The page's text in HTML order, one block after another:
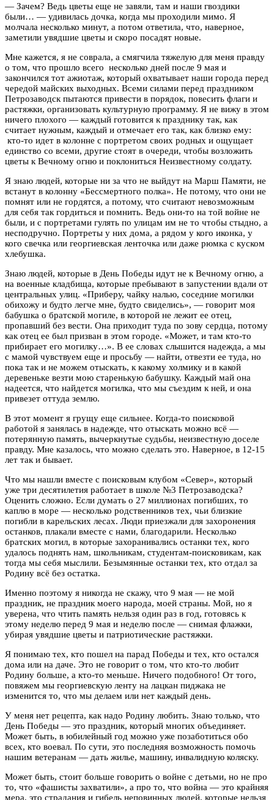
— Зачем? Ведь цветы еще не завяли, там и наши гвоздики
были… — удивилась дочка, когда мы проходили мимо. Я
молчала несколько минут, а потом ответила, что, наверное,
заметили увядшие цветы и скоро посадят новые.
Мне кажется, я не соврала, а смягчила тяжелую для меня правду
о том, что прошло всего несколько дней после 9 мая и
закончился тот ажиотаж, который охватывает наши города перед
чередой майских выходных. Всеми силами перед праздником
Петрозаводск пытаются привести в порядок, повесить флаги и
растяжки, организовать культурную программу. Я не вижу в этом
ничего плохого — каждый готовится к празднику так, как
считает нужным, каждый и отмечает его так, как близко ему:
кто-то идет в колонне с портретом своих родных и ощущает
единство со всеми, другие стоят в очереди, чтобы возложить
цветы к Вечному огню и поклониться Неизвестному солдату.
Я знаю людей, которые ни за что не выйдут на Марш Памяти, не
встанут в колонну «Бессмертного полка». Не потому, что они не
помнят или не гордятся, а потому, что считают невозможным
для себя так гордиться и помнить. Ведь они-то на той войне не
были, и с портретами гулять по улицам им не то чтобы стыдно, а
несподручно. Портреты у них дома, а рядом у кого иконка, у
кого свечка или георгиевская ленточка или даже рюмка с куском
хлебушка.
Знаю людей, которые в День Победы идут не к Вечному огню, а
на военные кладбища, которые пребывают в запустении вдали от
центральных улиц. «Приберу, чайку налью, соседние могилки
обихожу и будто легче мне, будто свиделись», — говорит моя
бабушка о братской могиле, в которой не лежит ее отец,
пропавший без вести. Она приходит туда по зову сердца, потому
как отец ее был призван в этом городе. «Может, и там кто-то
прибирает его могилку…». В ее словах слышится надежда, а мы
с мамой чувствуем еще и просьбу — найти, отвезти ее туда, но
пока так и не можем отыскать, к какому холмику и в какой
деревеньке везти мою старенькую бабушку. Каждый май она
надеется, что найдется могилка, что мы съездим к ней, и она
привезет оттуда землю.
В этот момент я грущу еще сильнее. Когда-то поисковой
работой я занялась в надежде, что отыскать можно всё —
потерянную память, вычеркнутые судьбы, неизвестную доселе
правду. Мне казалось, что можно сделать это. Наверное, в 12-15
лет так и бывает.
Что мы нашли вместе с поисковым клубом «Север», который
уже три десятилетия работает в школе №3 Петрозаводска?
Оценить сложно. Если думать о 27 миллионах погибших, то
каплю в море — несколько родственников тех, чьи близкие
погибли в карельских лесах. Люди приезжали для захоронения
останков, плакали вместе с нами, благодарили. Несколько
братских могил, в которые захоранивались останки тех, кого
удалось поднять нам, школьникам, студентам-поисковикам, как
тогда мы себя мыслили. Безымянные останки тех, кто отдал за
Родину всё без остатка.
Именно поэтому я никогда не скажу, что 9 мая — не мой
праздник, не праздник моего народа, моей страны. Мой, но я
уверена, что чтить память нельзя один раз в год, готовясь к
этому неделю перед 9 мая и неделю после — снимая флажки,
убирая увядшие цветы и патриотические растяжки.
Я понимаю тех, кто пошел на парад Победы и тех, кто остался
дома или на даче. Это не говорит о том, что кто-то любит
Родину больше, а кто-то меньше. Ничего подобного! От того,
повяжем мы георгиевскую ленту на лацкан пиджака не
изменится то, что мы делаем или нет каждый день.
У меня нет рецепта, как надо Родину любить. Знаю только, что
День Победы — это праздник, который многих объединяет.
Может быть, в юбилейный год можно уже позаботиться обо
всех, кто воевал. По сути, это последняя возможность помочь
нашим ветеранам — дать жилье, машину, инвалидную коляску.
Может быть, стоит больше говорить о войне с детьми, но не про
то, что «фашисты захватили», а про то, что война — это крайняя
мера, это страдания и гибель неповинных людей, которые нельзя